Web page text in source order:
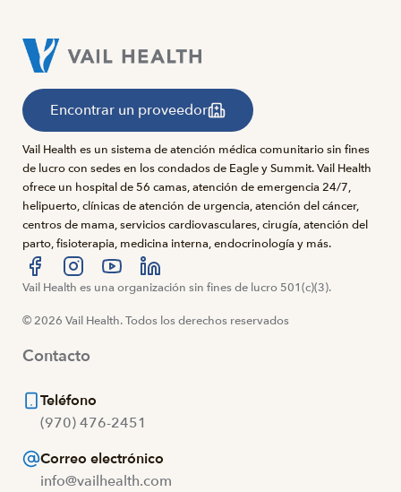
Encontrar un proveedor
Vail Health es un sistema de atención médica comunitario sin fines
de lucro con sedes en los condados de Eagle y Summit. Vail Health
ofrece un hospital de 56 camas, atención de emergencia 24/7,
helipuerto, clínicas de atención de urgencia, atención del cáncer,
centros de mama, servicios cardiovasculares, cirugía, atención del
parto, fisioterapia, medicina interna, endocrinología y más.
Visítanos en Facebook
Visítanos en Instagram
Visítanos en YouTube
Visítanos en LinkedIn
Vail Health es una organización sin fines de lucro 501(c)(3).
© 2026 Vail Health. Todos los derechos reservados
Contacto
Teléfono
(970) 476-2451
Correo electrónico
info@vailhealth.com